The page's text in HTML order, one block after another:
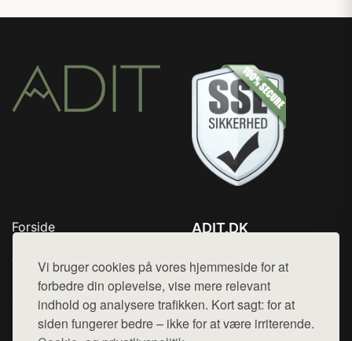
Vi bruger cookies på vores hjemmeside for at
forbedre din oplevelse, vise mere relevant
indhold og analysere trafikken. Kort sagt: for at
siden fungerer bedre – ikke for at være irriterende.
Forside
Top Rabatter
Blog
Kontakt
ADIT.DK
Mail: hej@want.dk
Cookie- og privatlivspolitik